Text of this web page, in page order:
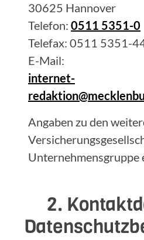
30625 Hannover
Telefon: 0511 5351-0
Telefax: 0511 5351-
E-Mail:
internet-
Angaben zu den
Unternehmensgruppe
2.